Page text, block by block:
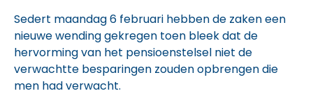
Sedert maandag 6 februari hebben de zaken een
nieuwe wending gekregen toen bleek dat de
hervorming van het pensioenstelsel niet de
verwachtte besparingen zouden opbrengen die
men had verwacht.